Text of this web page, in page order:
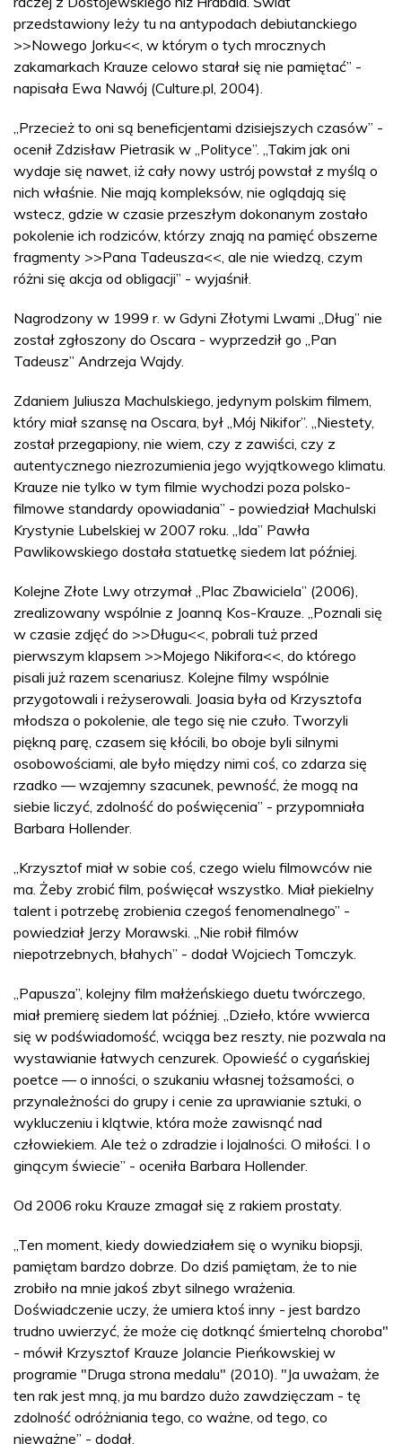
przedstawiony leży tu na antypodach debiutanckiego
>>Nowego Jorku<<, w którym o tych mrocznych
zakamarkach Krauze celowo starał się nie pamiętać” -
napisała Ewa Nawój (Culture.pl, 2004).
„Przecież to oni są beneficjentami dzisiejszych czasów” -
ocenił Zdzisław Pietrasik w „Polityce”. „Takim jak oni
wydaje się nawet, iż cały nowy ustrój powstał z myślą o
nich właśnie. Nie mają kompleksów, nie oglądają się
wstecz, gdzie w czasie przeszłym dokonanym zostało
pokolenie ich rodziców, którzy znają na pamięć obszerne
fragmenty >>Pana Tadeusza<<, ale nie wiedzą, czym
różni się akcja od obligacji” - wyjaśnił.
Nagrodzony w 1999 r. w Gdyni Złotymi Lwami „Dług” nie
został zgłoszony do Oscara - wyprzedził go „Pan
Tadeusz” Andrzeja Wajdy.
Zdaniem Juliusza Machulskiego, jedynym polskim filmem,
który miał szansę na Oscara, był „Mój Nikifor”. „Niestety,
został przegapiony, nie wiem, czy z zawiści, czy z
autentycznego niezrozumienia jego wyjątkowego klimatu.
Krauze nie tylko w tym filmie wychodzi poza polsko-
filmowe standardy opowiadania” - powiedział Machulski
Krystynie Lubelskiej w 2007 roku. „Ida” Pawła
Pawlikowskiego dostała statuetkę siedem lat później.
Kolejne Złote Lwy otrzymał „Plac Zbawiciela” (2006),
zrealizowany wspólnie z Joanną Kos-Krauze. „Poznali się
w czasie zdjęć do >>Długu<<, pobrali tuż przed
pierwszym klapsem >>Mojego Nikifora<<, do którego
pisali już razem scenariusz. Kolejne filmy wspólnie
przygotowali i reżyserowali. Joasia była od Krzysztofa
młodsza o pokolenie, ale tego się nie czuło. Tworzyli
piękną parę, czasem się kłócili, bo oboje byli silnymi
osobowościami, ale było między nimi coś, co zdarza się
rzadko — wzajemny szacunek, pewność, że mogą na
siebie liczyć, zdolność do poświęcenia” - przypomniała
Barbara Hollender.
„Krzysztof miał w sobie coś, czego wielu filmowców nie
ma. Żeby zrobić film, poświęcał wszystko. Miał piekielny
talent i potrzebę zrobienia czegoś fenomenalnego” -
powiedział Jerzy Morawski. „Nie robił filmów
niepotrzebnych, błahych” - dodał Wojciech Tomczyk.
„Papusza”, kolejny film małżeńskiego duetu twórczego,
miał premierę siedem lat później. „Dzieło, które wwierca
się w podświadomość, wciąga bez reszty, nie pozwala na
wystawianie łatwych cenzurek. Opowieść o cygańskiej
poetce — o inności, o szukaniu własnej tożsamości, o
przynależności do grupy i cenie za uprawianie sztuki, o
wykluczeniu i klątwie, która może zawisnąć nad
człowiekiem. Ale też o zdradzie i lojalności. O miłości. I o
ginącym świecie” - oceniła Barbara Hollender.
Od 2006 roku Krauze zmagał się z rakiem prostaty.
„Ten moment, kiedy dowiedziałem się o wyniku biopsji,
pamiętam bardzo dobrze. Do dziś pamiętam, że to nie
zrobiło na mnie jakoś zbyt silnego wrażenia.
Doświadczenie uczy, że umiera ktoś inny - jest bardzo
trudno uwierzyć, że może cię dotknąć śmiertelną choroba"
- mówił Krzysztof Krauze Jolancie Pieńkowskiej w
programie "Druga strona medalu" (2010). "Ja uważam, że
ten rak jest mną, ja mu bardzo dużo zawdzięczam - tę
zdolność odróżniania tego, co ważne, od tego, co
nieważne” - dodał.